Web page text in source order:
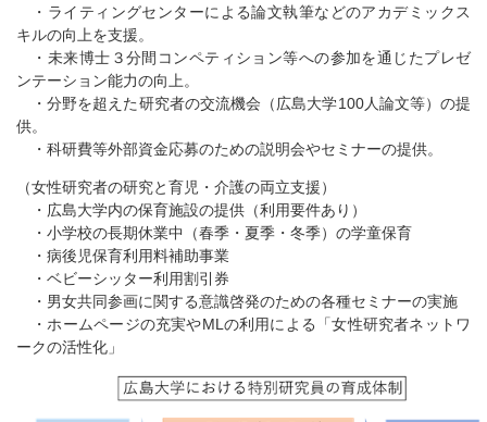
・ライティングセンターによる論文執筆などのアカデミックス
キルの向上を支援。
・未来博士３分間コンペティション等への参加を通じたプレゼ
ンテーション能力の向上。
・分野を超えた研究者の交流機会（広島大学100人論文等）の提
供。
・科研費等外部資金応募のための説明会やセミナーの提供。
（女性研究者の研究と育児・介護の両立支援）
・広島大学内の保育施設の提供（利用要件あり）
・小学校の長期休業中（春季・夏季・冬季）の学童保育
・病後児保育利用料補助事業
・ベビーシッター利用割引券
・男女共同参画に関する意識啓発のための各種セミナーの実施
・ホームページの充実やMLの利用による「女性研究者ネットワ
ークの活性化」